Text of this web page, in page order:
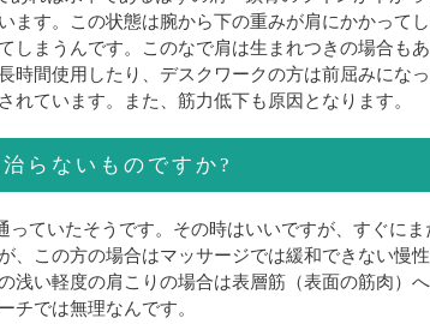
ます。この状態は腕から下の重みが肩にかかって
しまうんです。このなで肩は生まれつきの場合も
間使用したり、デスクワークの方は前屈みにな
ています。また、筋力低下も原因となります。
らないものですか?
ていたそうです。その時はいいですが、すぐにま
、この方の場合はマッサージでは緩和できない慢
浅い軽度の肩こりの場合は表層筋（表面の筋肉）
チでは無理なんです。